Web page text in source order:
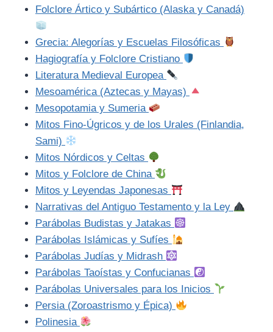
Folclore Ártico y Subártico (Alaska y Canadá)
Grecia: Alegorías y Escuelas Filosóficas
Hagiografía y Folclore Cristiano
Literatura Medieval Europea
Mesoamérica (Aztecas y Mayas)
Mesopotamia y Sumeria
Mitos Fino-Úgricos y de los Urales (Finlandia,
Sami)
Mitos Nórdicos y Celtas
Mitos y Folclore de China
Mitos y Leyendas Japonesas
Narrativas del Antiguo Testamento y la Ley
Parábolas Budistas y Jatakas
Parábolas Islámicas y Sufíes
Parábolas Judías y Midrash
Parábolas Taoístas y Confucianas
Parábolas Universales para los Inicios
Persia (Zoroastrismo y Épica)
Polinesia